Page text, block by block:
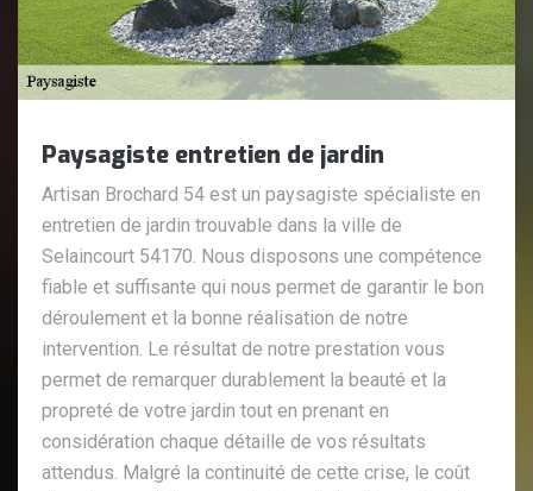
Paysagiste entretien de jardin
Artisan Brochard 54 est un paysagiste spécialiste en
entretien de jardin trouvable dans la ville de
Selaincourt 54170. Nous disposons une compétence
fiable et suffisante qui nous permet de garantir le bon
déroulement et la bonne réalisation de notre
intervention. Le résultat de notre prestation vous
permet de remarquer durablement la beauté et la
propreté de votre jardin tout en prenant en
considération chaque détaille de vos résultats
attendus. Malgré la continuité de cette crise, le coût